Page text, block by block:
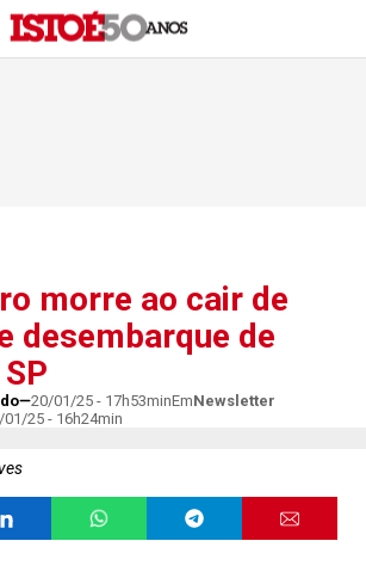
morre ao cair de
desembarque de
20/01/25 - 17h53minEmNewsletter
01/25 - 16h24min